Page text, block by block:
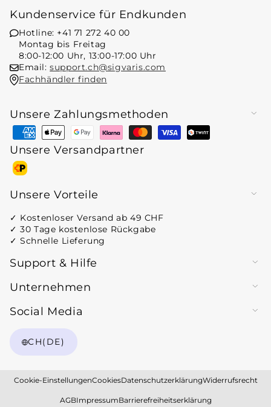
Kundenservice für Endkunden
Hotline: +41 71 272 40 00
Montag bis Freitag
8:00-12:00 Uhr, 13:00-17:00 Uhr
Email:support.ch@sigvaris.com
Fachhändler finden
Unsere Vorteile
✓ Kostenloser Versand ab 49 CHF
✓ 30 Tage kostenlose Rückgabe
✓ Schnelle Lieferung
Unsere Zahlungsmethoden
Zahlungsmethoden
Unsere Versandpartner
Zahlungsmethoden
Support & Hilfe
Unternehmen
Social Media
CH(DE)
Cookie-EinstellungenCookiesDatenschutzerklärungWiderrufsrecht
AGBImpressumBarrierefreiheitserklärung